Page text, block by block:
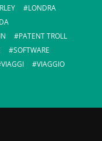
LONDRA
PATENT TROLL
SOFTWARE
VIAGGI
VIAGGIO